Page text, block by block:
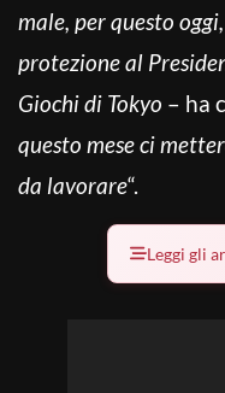
male, per questo
protezione al
Giochi di Tokyo – ha
questo mese ci
da lavorare“.
Leggi gli